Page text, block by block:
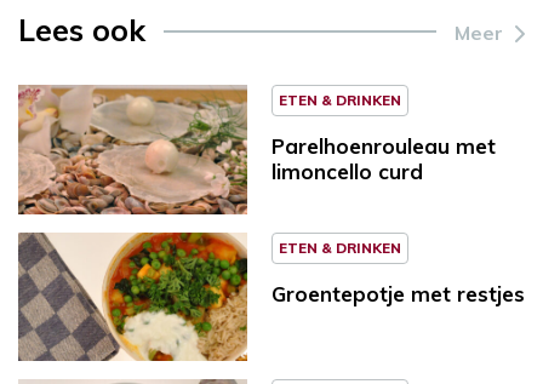
Lees ook Meer
ETEN & DRINKEN
Parelhoenrouleau met
limoncello curd
ETEN & DRINKEN
Groentepotje met restjes